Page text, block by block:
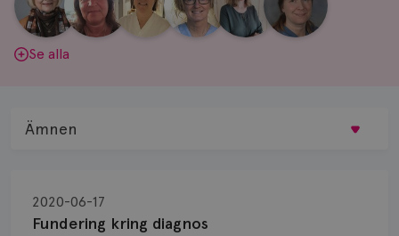
Aina
Johnsson
Anne
Andersson
Fredrika
Killander
Jeanette
Bäcklund
Maria
Edegran
Yvette
Andersson
Se alla
Fundering kring diagnos
2020-06-17
Ämnen
Biopsi